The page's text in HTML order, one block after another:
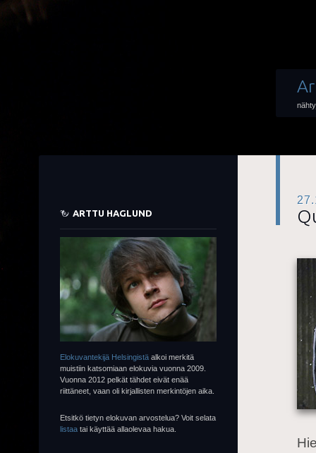
ARTTU HAGLUND
Elokuvantekijä Helsingistä alkoi merkitä
muistiin katsomiaan elokuvia vuonna 2009.
Vuonna 2012 pelkät tähdet eivät enää
riittäneet, vaan oli kirjallisten merkintöjen aika.
Etsitkö tietyn elokuvan arvostelua? Voit selata
listaa tai käyttää allaolevaa hakua.